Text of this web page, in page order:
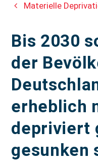
Materielle
Bis 2030
der
erheblich
depriviert
gesunken